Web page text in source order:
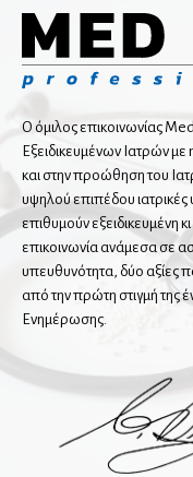
Αισθητική Ιατρική
Παιδοδερματολόγοι
Ενδοκρινολόγοι
Διαβητολόγοι
Παιδοενδοκρινολόγοι
Ιατρικές υπηρεσίες
Ιατροί εργασίας
Καρδιολόγοι
Ειδικοί καρδιολόγοι
Καρδιαγγειακή απεικόνιση
Ο όμιλος επικοινωνίας
Εξειδικευμένων Ιατρών
και στην προώθηση του
υψηλού επιπέδου
επιθυμούν εξειδικευμένη
επικοινωνία ανάμεσα σε
υπευθυνότητα, δύο αξίες
από την πρώτη στιγμή της
Ενημέρωσης.